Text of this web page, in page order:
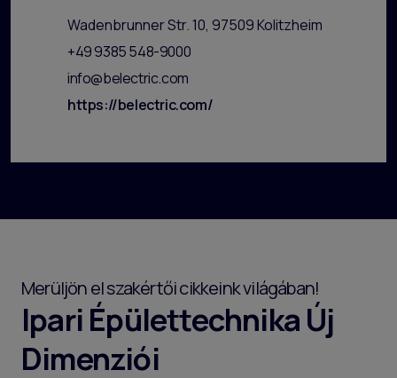
Wadenbrunner Str. 10, 97509 Kolitzheim
+49 9385 548-9000
info@belectric.com
https://belectric.com/
Merüljön el szakértői cikkeink világában!
Ipari Épülettechnika Új
Dimenziói